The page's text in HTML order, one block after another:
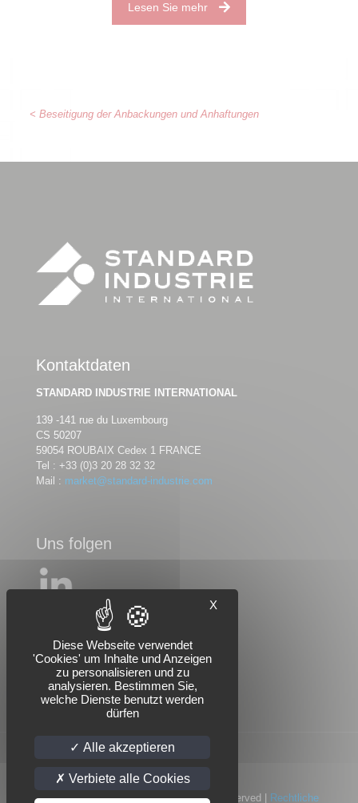
Lesen Sie mehr
< Beseitigung der Anbackungen und Anhaftungen
Kontaktdaten
STANDARD INDUSTRIE INTERNATIONAL
139 -141 rue du Luxembourg
CS 50207
59054 ROUBAIX Cedex 1 FRANCE
Tel : +33 (0)3 20 28 32 32
Mail : market@standard-industrie.com
Uns folgen
© 2022 Standard Industrie | All Rights Reserved | Rechtliche
X
Diese Webseite verwendet
'Cookies' um Inhalte und Anzeigen
zu personalisieren und zu
analysieren. Bestimmen Sie,
welche Dienste benutzt werden
dürfen
Alle akzeptieren
Verbiete alle Cookies